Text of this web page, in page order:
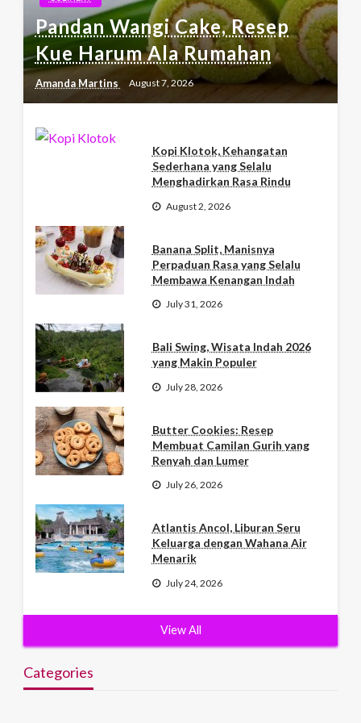
Pandan Wangi Cake, Resep
Kue Harum Ala Rumahan
Amanda Martins August 7, 2026
Kopi Klotok, Kehangatan
Sederhana yang Selalu
Menghadirkan Rasa Rindu
August 2, 2026
Banana Split, Manisnya
Perpaduan Rasa yang Selalu
Membawa Kenangan Indah
July 31, 2026
Bali Swing, Wisata Indah 2026
yang Makin Populer
July 28, 2026
Butter Cookies: Resep
Membuat Camilan Gurih yang
Renyah dan Lumer
July 26, 2026
Atlantis Ancol, Liburan Seru
Keluarga dengan Wahana Air
Menarik
July 24, 2026
View All
Categories